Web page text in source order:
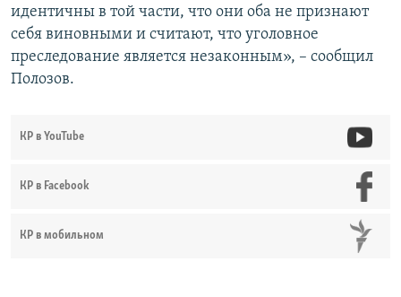
идентичны в той части, что они оба не признают
себя виновными и считают, что уголовное
преследование является незаконным», – сообщил
Полозов.
КР в YouTube
КР в Facebook
КР в мобильном